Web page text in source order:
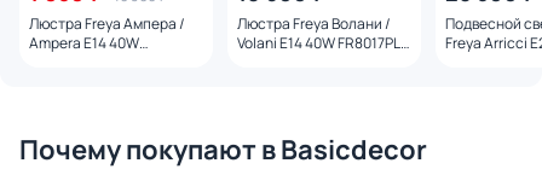
Люстра Freya Ампера /
Ampera E14 40W
Люстра Freya Волани /
Volani E14 40W FR8017PL-
Подвесной
Freya Arricci
Почему покупают в Basicdecor